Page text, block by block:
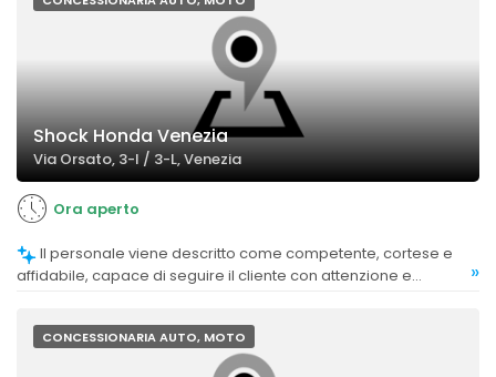
Shock Honda Venezia
Via Orsato, 3-I / 3-L, Venezia
Ora aperto
affidabile, capace di seguire il cliente con attenzione e
»
CONCESSIONARIA AUTO, MOTO